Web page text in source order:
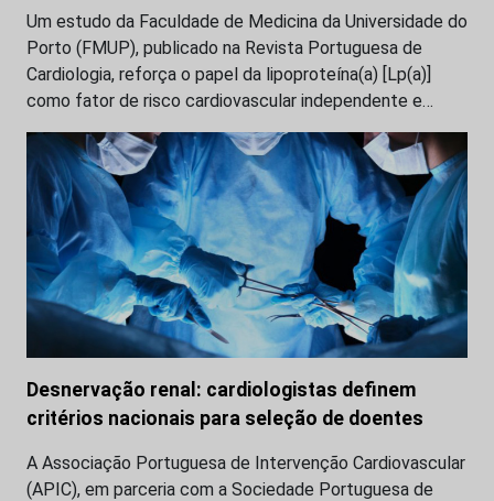
Um estudo da Faculdade de Medicina da Universidade do
Porto (FMUP), publicado na Revista Portuguesa de
Cardiologia, reforça o papel da lipoproteína(a) [Lp(a)]
como fator de risco cardiovascular independente e…
Desnervação renal: cardiologistas definem
critérios nacionais para seleção de doentes
A Associação Portuguesa de Intervenção Cardiovascular
(APIC), em parceria com a Sociedade Portuguesa de